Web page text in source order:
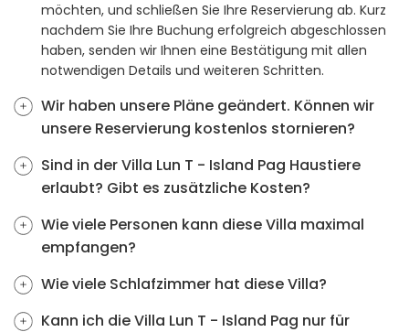
möchten, und schließen Sie Ihre Reservierung ab. Kurz
nachdem Sie Ihre Buchung erfolgreich abgeschlossen
haben, senden wir Ihnen eine Bestätigung mit allen
notwendigen Details und weiteren Schritten.
Wir haben unsere Pläne geändert. Können wir
unsere Reservierung kostenlos stornieren?
Sind in der Villa Lun T - Island Pag Haustiere
erlaubt? Gibt es zusätzliche Kosten?
Wie viele Personen kann diese Villa maximal
empfangen?
Wie viele Schlafzimmer hat diese Villa?
Kann ich die Villa Lun T - Island Pag nur für